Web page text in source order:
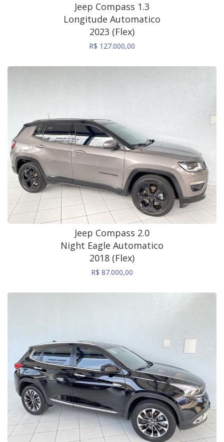
Jeep Compass 1.3
Longitude Automatico
2023 (Flex)
R$ 127.000,00
Jeep Compass 2.0
Night Eagle Automatico
2018 (Flex)
R$ 87.000,00